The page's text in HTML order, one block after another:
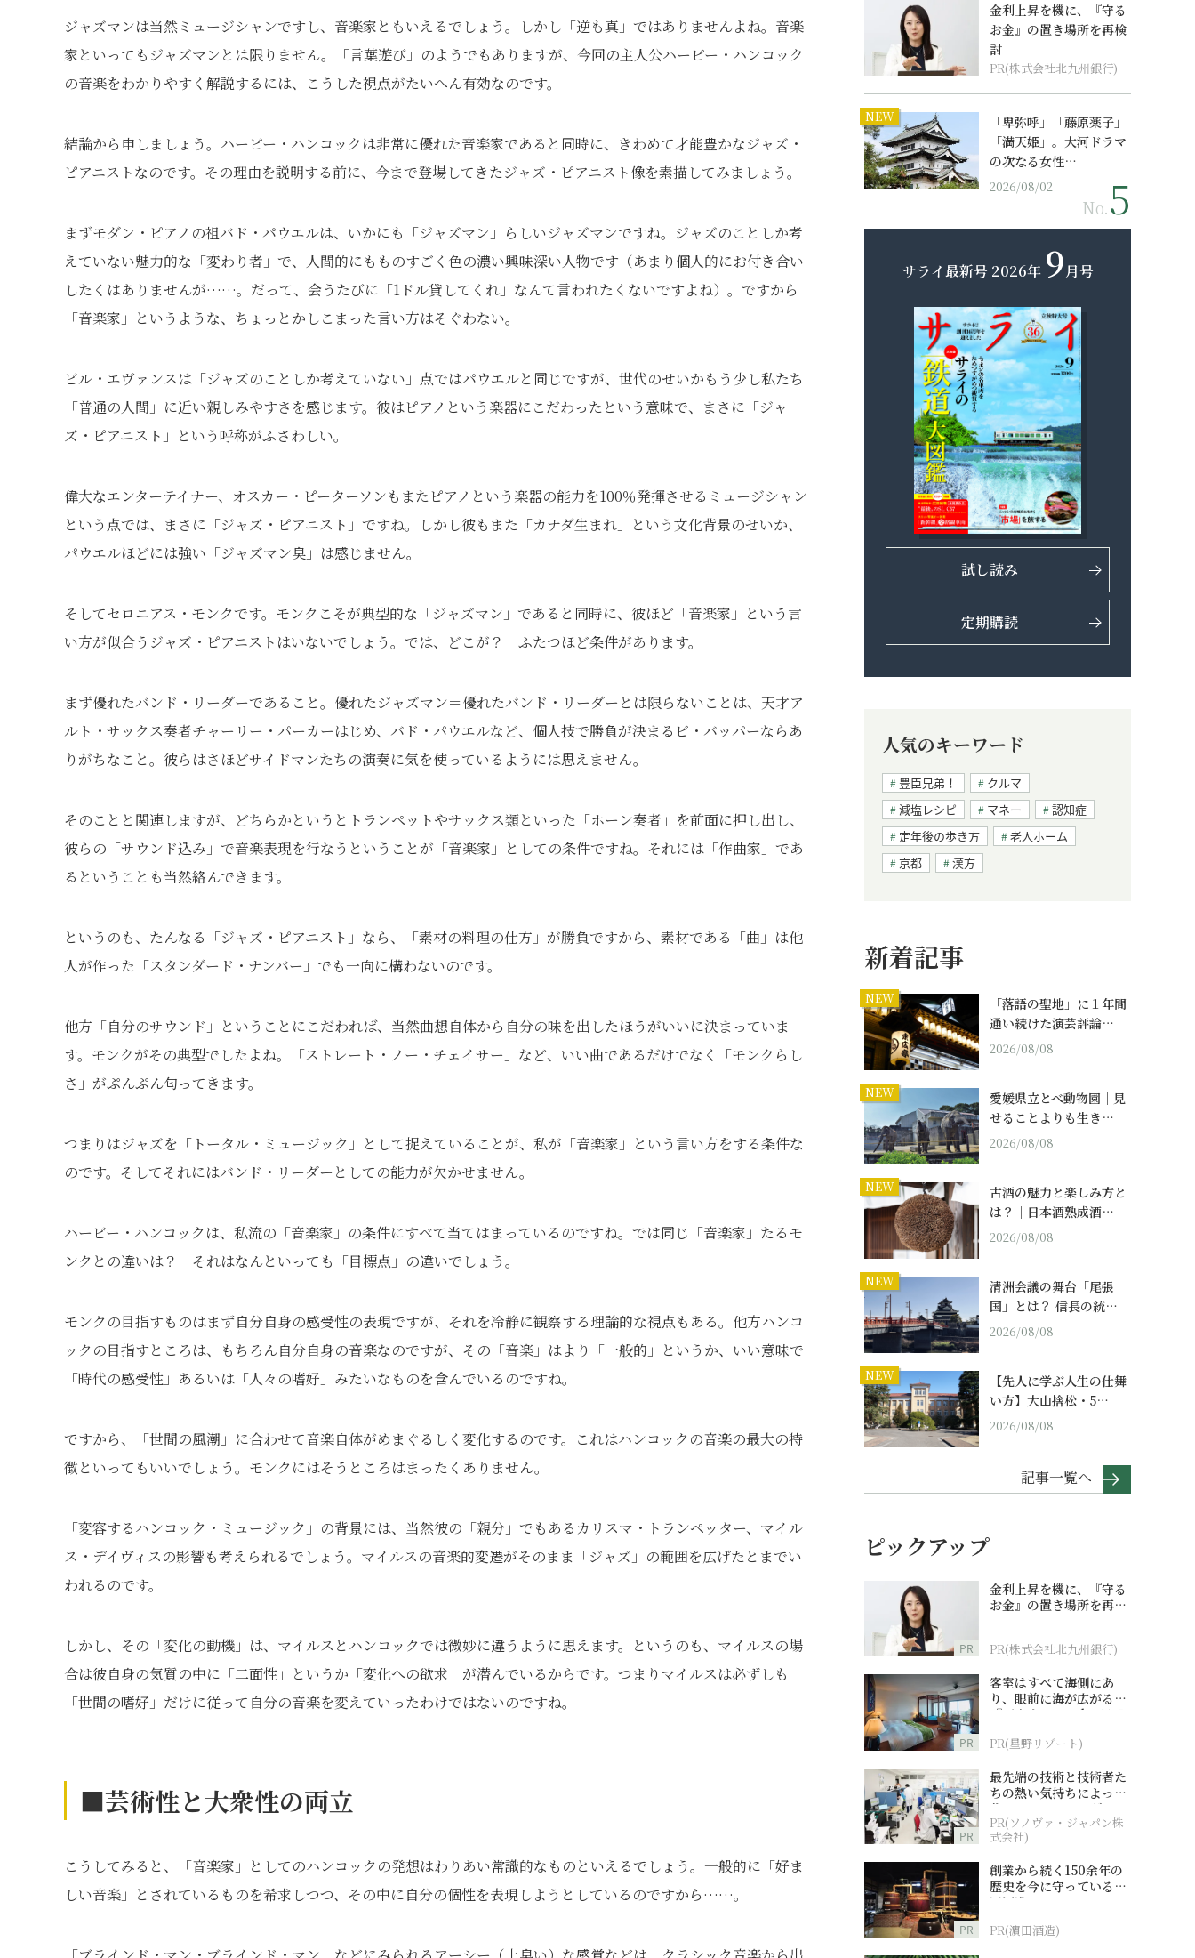
ジャズマンは当然ミュージシャンですし、音楽家ともいえるでしょう。しかし「逆も真」ではありませんよね。音楽
家といってもジャズマンとは限りません。「言葉遊び」のようでもありますが、今回の主人公ハービー・ハンコック
の音楽をわかりやすく解説するには、こうした視点がたいへん有効なのです。
結論から申しましょう。ハービー・ハンコックは非常に優れた音楽家であると同時に、きわめて才能豊かなジャズ・
ピアニストなのです。その理由を説明する前に、今まで登場してきたジャズ・ピアニスト像を素描してみましょう。
まずモダン・ピアノの祖バド・パウエルは、いかにも「ジャズマン」らしいジャズマンですね。ジャズのことしか考
えていない魅力的な「変わり者」で、人間的にもものすごく色の濃い興味深い人物です（あまり個人的にお付き合い
したくはありませんが……。だって、会うたびに「1ドル貸してくれ」なんて言われたくないですよね）。ですから
「音楽家」というような、ちょっとかしこまった言い方はそぐわない。
ビル・エヴァンスは「ジャズのことしか考えていない」点ではパウエルと同じですが、世代のせいかもう少し私たち
「普通の人間」に近い親しみやすさを感じます。彼はピアノという楽器にこだわったという意味で、まさに「ジャ
ズ・ピアニスト」という呼称がふさわしい。
偉大なエンターテイナー、オスカー・ピーターソンもまたピアノという楽器の能力を100％発揮させるミュージシャン
という点では、まさに「ジャズ・ピアニスト」ですね。しかし彼もまた「カナダ生まれ」という文化背景のせいか、
パウエルほどには強い「ジャズマン臭」は感じません。
そしてセロニアス・モンクです。モンクこそが典型的な「ジャズマン」であると同時に、彼ほど「音楽家」という言
い方が似合うジャズ・ピアニストはいないでしょう。では、どこが？ ふたつほど条件があります。
まず優れたバンド・リーダーであること。優れたジャズマン＝優れたバンド・リーダーとは限らないことは、天才ア
ルト・サックス奏者チャーリー・パーカーはじめ、バド・パウエルなど、個人技で勝負が決まるビ・バッパーならあ
りがちなこと。彼らはさほどサイドマンたちの演奏に気を使っているようには思えません。
そのことと関連しますが、どちらかというとトランペットやサックス類といった「ホーン奏者」を前面に押し出し、
彼らの「サウンド込み」で音楽表現を行なうということが「音楽家」としての条件ですね。それには「作曲家」であ
るということも当然絡んできます。
というのも、たんなる「ジャズ・ピアニスト」なら、「素材の料理の仕方」が勝負ですから、素材である「曲」は他
人が作った「スタンダード・ナンバー」でも一向に構わないのです。
他方「自分のサウンド」ということにこだわれば、当然曲想自体から自分の味を出したほうがいいに決まっていま
す。モンクがその典型でしたよね。「ストレート・ノー・チェイサー」など、いい曲であるだけでなく「モンクらし
さ」がぷんぷん匂ってきます。
つまりはジャズを「トータル・ミュージック」として捉えていることが、私が「音楽家」という言い方をする条件な
のです。そしてそれにはバンド・リーダーとしての能力が欠かせません。
ハービー・ハンコックは、私流の「音楽家」の条件にすべて当てはまっているのですね。では同じ「音楽家」たるモ
ンクとの違いは？ それはなんといっても「目標点」の違いでしょう。
モンクの目指すものはまず自分自身の感受性の表現ですが、それを冷静に観察する理論的な視点もある。他方ハンコ
ックの目指すところは、もちろん自分自身の音楽なのですが、その「音楽」はより「一般的」というか、いい意味で
「時代の感受性」あるいは「人々の嗜好」みたいなものを含んでいるのですね。
ですから、「世間の風潮」に合わせて音楽自体がめまぐるしく変化するのです。これはハンコックの音楽の最大の特
徴といってもいいでしょう。モンクにはそうところはまったくありません。
「変容するハンコック・ミュージック」の背景には、当然彼の「親分」でもあるカリスマ・トランペッター、マイル
ス・デイヴィスの影響も考えられるでしょう。マイルスの音楽的変遷がそのまま「ジャズ」の範囲を広げたとまでい
われるのです。
しかし、その「変化の動機」は、マイルスとハンコックでは微妙に違うように思えます。というのも、マイルスの場
合は彼自身の気質の中に「二面性」というか「変化への欲求」が潜んでいるからです。つまりマイルスは必ずしも
「世間の嗜好」だけに従って自分の音楽を変えていったわけではないのですね。
■芸術性と大衆性の両立
こうしてみると、「音楽家」としてのハンコックの発想はわりあい常識的なものといえるでしょう。一般的に「好ま
しい音楽」とされているものを希求しつつ、その中に自分の個性を表現しようとしているのですから……。
金利上昇を機に、『守る
お金』の置き場所を再検
討
PR(株式会社北九州銀行)
NEW
「卑弥呼」「藤原薬子」
「満天姫」。大河ドラマ
の次なる女性…
2026/08/02
No.
サライ最新号 2026年 9月号
試し読み
定期購読
人気のキーワード
豊臣兄弟！
クルマ
減塩レシピ
マネー
認知症
定年後の歩き方
老人ホーム
京都
漢方
新着記事
NEW
「落語の聖地」に１年間
通い続けた演芸評論…
2026/08/08
NEW
愛媛県立とべ動物園｜見
せることよりも生き…
2026/08/08
NEW
古酒の魅力と楽しみ方と
は？｜日本酒熟成酒…
2026/08/08
NEW
清洲会議の舞台「尾張
国」とは？ 信長の統…
2026/08/08
NEW
【先人に学ぶ人生の仕舞
い方】大山捨松・5…
2026/08/08
記事一覧へ
ピックアップ
PR
金利上昇を機に、『守る
お金』の置き場所を再検
討
PR(株式会社北九州銀行)
PR
客室はすべて海側にあ
り、眼前に海が広がる
『西表島ホテル by 星野
PR(星野リゾート)
PR
最先端の技術と技術者た
ちの熱い気持ちによって
作られているオーダーメ
イド補聴器
PR(ソノヴァ・ジャパン株
式会社)
PR
創業から続く150余年の
歴史を今に守っている濵
田酒造
PR(濵田酒造)